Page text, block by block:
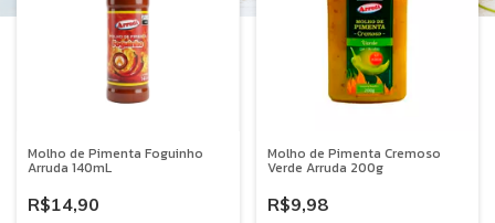
Molho de Pimenta Foguinho
Arruda 140mL
R$14,90
Molho de Pimenta Cremoso
Verde Arruda 200g
R$9,98